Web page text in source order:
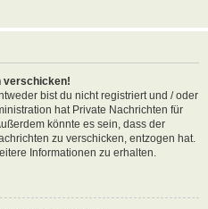
verschicken!
bist du nicht registriert und / oder
hat Private Nachrichten für
könnte es sein, dass der
zu verschicken, entzogen hat.
Informationen zu erhalten.